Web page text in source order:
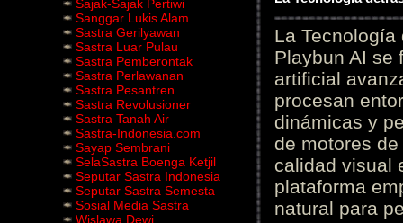
Sajak-Sajak Pertiwi
Sanggar Lukis Alam
Sastra Gerilyawan
Sastra Luar Pulau
Sastra Pemberontak
Sastra Perlawanan
Sastra Pesantren
Sastra Revolusioner
Sastra Tanah Air
Sastra-Indonesia.com
Sayap Sembrani
SelaSastra Boenga Ketjil
Seputar Sastra Indonesia
Seputar Sastra Semesta
Sosial Media Sastra
Wislawa Dewi
La
Playbun AI se
artificial
procesan
dinámicas y
de motores
calidad visual
plataforma
natural para